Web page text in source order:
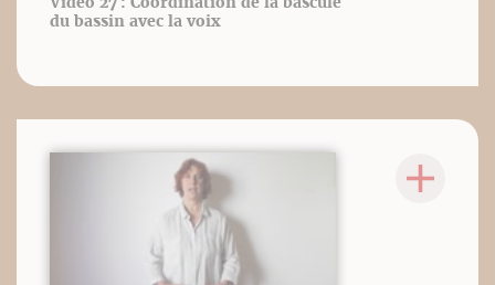
du bassin avec la voix